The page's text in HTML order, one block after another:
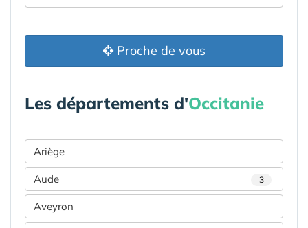
Proche de vous
Les départements d'Occitanie
Ariège
Aude 3
Aveyron